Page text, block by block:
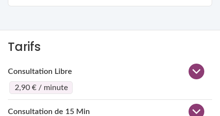
Tarifs
Consultation Libre
2,90 € / minute
Consultation de 15 Min